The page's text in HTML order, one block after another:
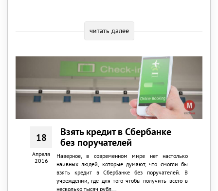
читать далее
18
Апреля
2016
Взять кредит в Сбербанке
без поручателей
Наверное, в современном мире нет настолько
наивных людей, которые думают, что смогли бы
взять кредит в Сбербанке без поручателей. В
учреждении, где для того чтобы получить всего в
несколько тысяч рубл...